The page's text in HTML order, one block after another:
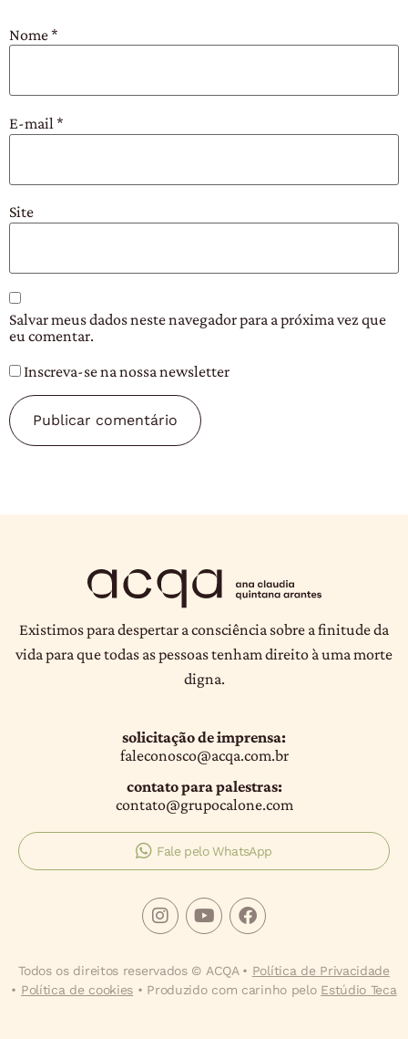
Nome*
E-mail *
Site
Salvar meus dados neste navegador para a próxima vez que
eu comentar.
Inscreva-se na nossa newsletter
Existimos para despertar a consciência sobre a finitude da
vida para que todas as pessoas tenham direito à uma morte
digna.
solicitação de imprensa:
faleconosco@acqa.com.br
contato para palestras:
contato@grupocalone.com
Fale pelo WhatsApp
Todos os direitos reservados © ACQA • Política de Privacidade
• Política de cookies • Produzido com carinho pelo Estúdio Teca